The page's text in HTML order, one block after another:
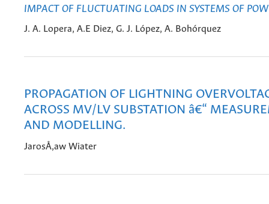
IMPACT OF FLUCTUATING LOADS IN SYSTEMS OF
J. A. Lopera, A.E Diez, G. J. López, A. Bohórquez
PROPAGATION OF LIGHTNING
ACROSS MV/LV SUBSTATION â€“
AND MODELLING.
JarosÅ‚aw Wiater